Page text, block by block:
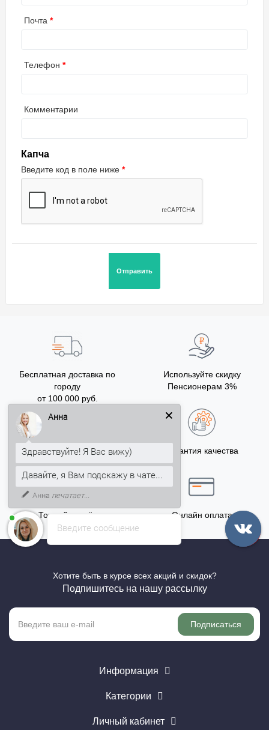
Почта
Телефон
Комментарии
Капча
Введите код в поле ниже
Бесплатная доставка по
городу
от 100 000 руб.
Используйте скидку
Пенсионерам 3%
Бонусы за покупку
5% на Ваш счет
Гарантия качества
Точный расчёт Онлайн оплата
Хотите быть в курсе всех акций и скидок?
Подпишитесь на нашу рассылку
Подписаться
Информация
Категории
Личный кабинет
Введите сообщение
Анна
Здравствуйте! Я Вас вижу)
Давайте, я Вам подскажу в чате...
Анна печатает...